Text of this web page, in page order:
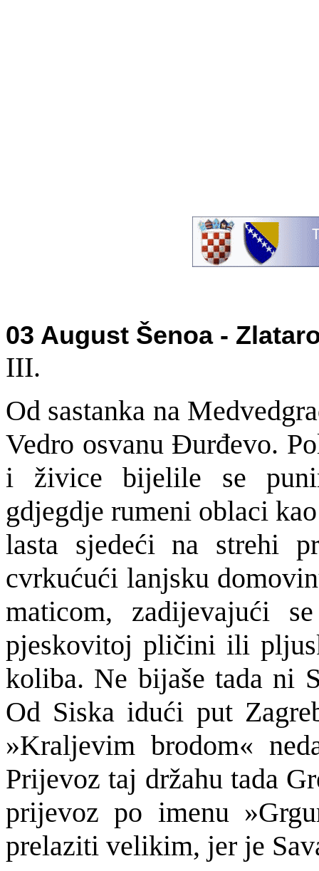
03 August Šenoa -
III.
Od sastanka na
Vedro osvanu Đurđevo.
i živice bijelile se
gdjegdje rumeni oblaci
lasta sjedeći na strehi
cvrkućući lanjsku
maticom, zadijevajući
pjeskovitoj pličini ili
koliba. Ne bijaše tada ni
Od Siska idući put
»Kraljevim brodom«
Prijevoz taj držahu tada
prijevoz po imenu
prelaziti velikim, jer je